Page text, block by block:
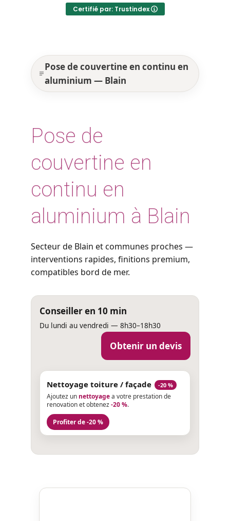
Certifié par: Trustindex
Pose de couvertine en continu en
aluminium — Blain
Pose de
couvertine en
continu en
aluminium à Blain
Secteur de Blain et communes proches —
interventions rapides, finitions premium,
compatibles bord de mer.
Conseiller en 10 min
Du lundi au vendredi — 8h30–18h30
Obtenir un devis
Nettoyage toiture / façade -20 %
Ajoutez un nettoyagea votre prestation de
renovation et obtenez-20 %.
Profiter de -20 %